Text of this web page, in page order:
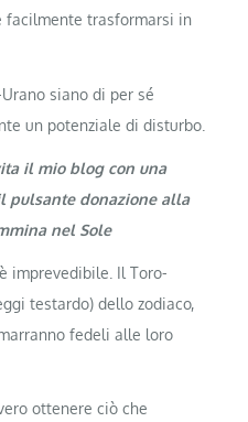
facilmente trasformarsi in
siano di per sé
un potenziale di disturbo.
il mio blog con una
pulsante donazione alla
nel Sole
imprevedibile. Il Toro-
testardo) dello zodiaco,
fedeli alle loro
ottenere ciò che